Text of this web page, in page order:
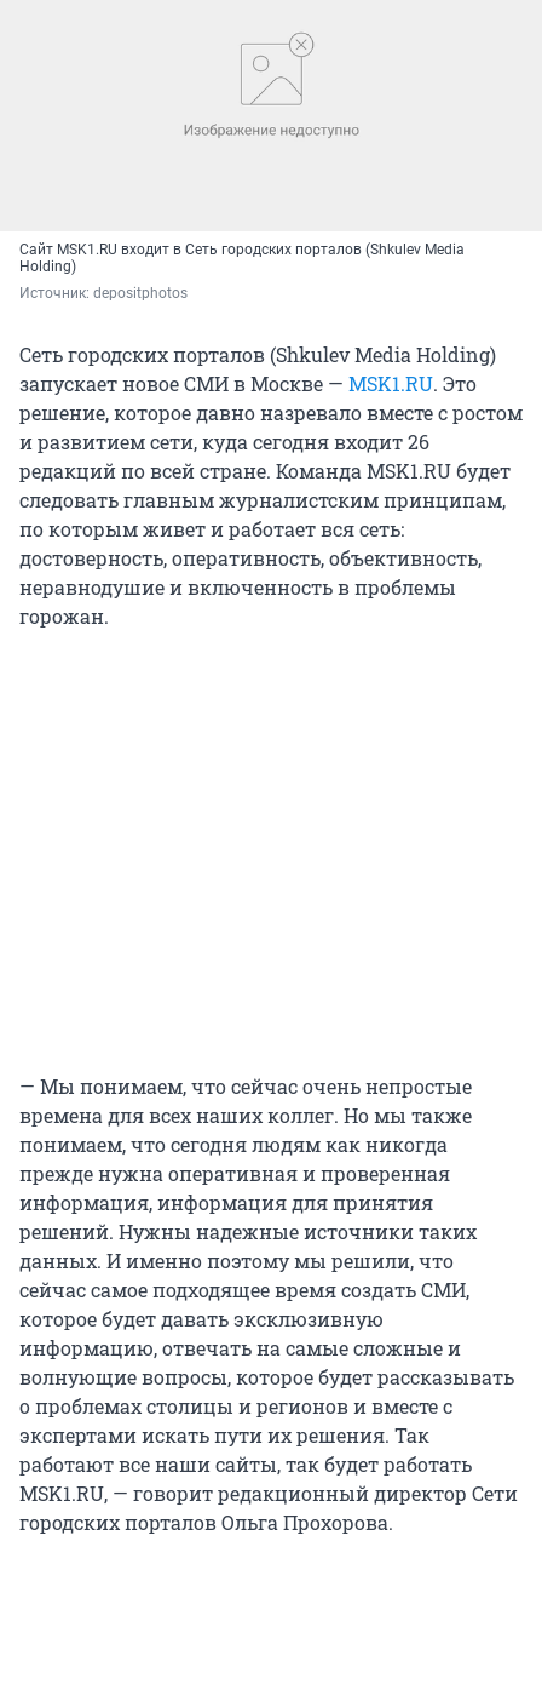
Сайт MSK1.RU входит в Сеть городских порталов (Shkulev Media
Holding)
Источник: depositphotos
Сеть городских порталов (Shkulev Media Holding)
запускает новое СМИ в Москве — MSK1.RU. Это
решение, которое давно назревало вместе с ростом
и развитием сети, куда сегодня входит 26
редакций по всей стране. Команда MSK1.RU будет
следовать главным журналистским принципам,
по которым живет и работает вся сеть:
достоверность, оперативность, объективность,
неравнодушие и включенность в проблемы
горожан.
— Мы понимаем, что сейчас очень непростые
времена для всех наших коллег. Но мы также
понимаем, что сегодня людям как никогда
прежде нужна оперативная и проверенная
информация, информация для принятия
решений. Нужны надежные источники таких
данных. И именно поэтому мы решили, что
сейчас самое подходящее время создать СМИ,
которое будет давать эксклюзивную
информацию, отвечать на самые сложные и
волнующие вопросы, которое будет рассказывать
о проблемах столицы и регионов и вместе с
экспертами искать пути их решения. Так
работают все наши сайты, так будет работать
MSK1.RU, — говорит редакционный директор Сети
городских порталов Ольга Прохорова.